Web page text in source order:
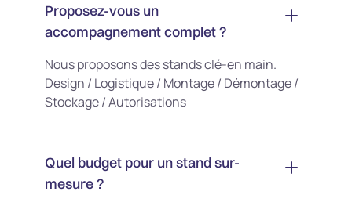
Proposez-vous un
accompagnement complet ?
Nous proposons des stands clé-en main.
Design / Logistique / Montage / Démontage /
Stockage / Autorisations
Quel budget pour un stand sur-
mesure ?